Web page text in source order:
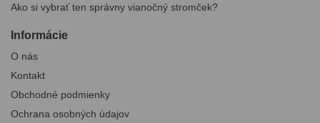
Ako si vybrať ten správny vianočný stromček?
Informácie
O nás
Kontakt
Obchodné podmienky
Ochrana osobných údajov